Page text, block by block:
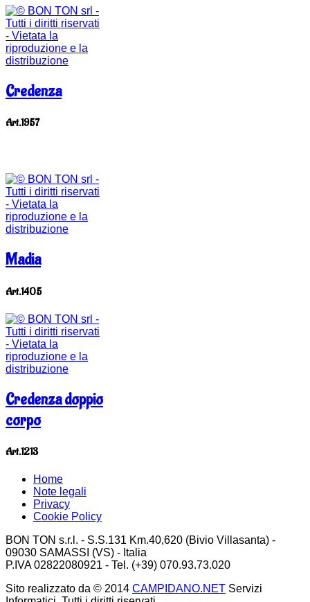
Credenza
Art.1957
Madia
Art.1405
Credenza doppio
corpo
Art.1213
Home
Note legali
Privacy
Cookie Policy
BON TON s.r.l. - S.S.131 Km.40,620 (Bivio Villasanta) -
09030 SAMASSI (VS) - Italia
P.IVA 02822080921 - Tel. (+39) 070.93.73.020
Sito realizzato da © 2014 CAMPIDANO.NET Servizi